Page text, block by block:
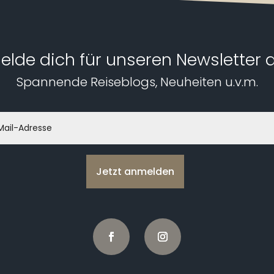
dich für unseren Newsletter
Spannende Reiseblogs, Neuheiten u.v.m.
Jetzt anmelden